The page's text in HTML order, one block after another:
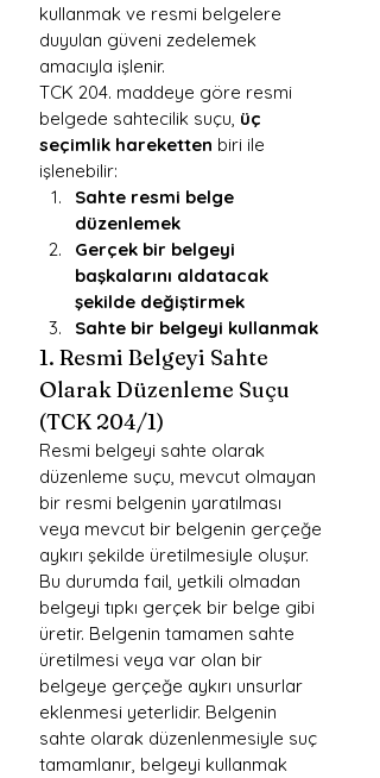
kullanmak ve resmi belgelere
duyulan güveni zedelemek
amacıyla işlenir.
TCK 204. maddeye göre resmi
belgede sahtecilik suçu, üç
seçimlik hareketten biri ile
işlenebilir:
Sahte resmi belge
düzenlemek
Gerçek bir belgeyi
başkalarını aldatacak
şekilde değiştirmek
Sahte bir belgeyi kullanmak
1. Resmi Belgeyi Sahte
Olarak Düzenleme Suçu
(TCK 204/1)
Resmi belgeyi sahte olarak
düzenleme suçu, mevcut olmayan
bir resmi belgenin yaratılması
veya mevcut bir belgenin gerçeğe
aykırı şekilde üretilmesiyle oluşur.
Bu durumda fail, yetkili olmadan
belgeyi tıpkı gerçek bir belge gibi
üretir. Belgenin tamamen sahte
üretilmesi veya var olan bir
belgeye gerçeğe aykırı unsurlar
eklenmesi yeterlidir. Belgenin
sahte olarak düzenlenmesiyle suç
tamamlanır, belgeyi kullanmak